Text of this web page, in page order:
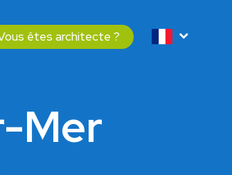
êtes architecte ?
Mer